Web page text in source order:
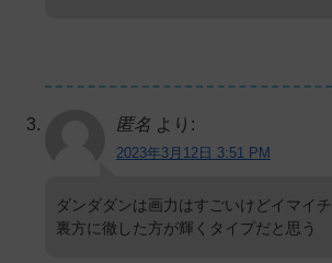
匿名 より:
2023年3月12日 3:51 PM
ダンダダンは画力はすごいけどイマイ
裏方に徹した方が輝くタイプだと思う